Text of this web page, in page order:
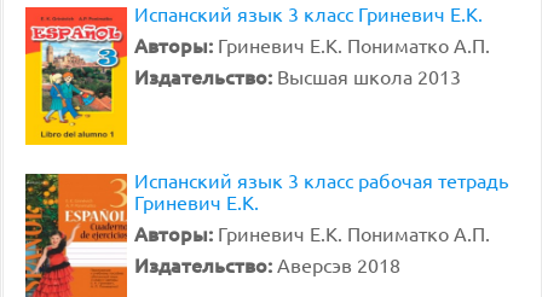
Испанский язык 3 класс Гриневич Е.К.
Авторы: Гриневич Е.К. Пониматко А.П.
Издательство: Высшая школа 2013
Испанский язык 3 класс рабочая тетрадь
Гриневич Е.К.
Авторы: Гриневич Е.К. Пониматко А.П.
Издательство: Аверсэв 2018